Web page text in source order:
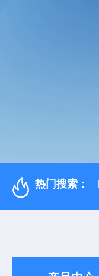
热门搜索：